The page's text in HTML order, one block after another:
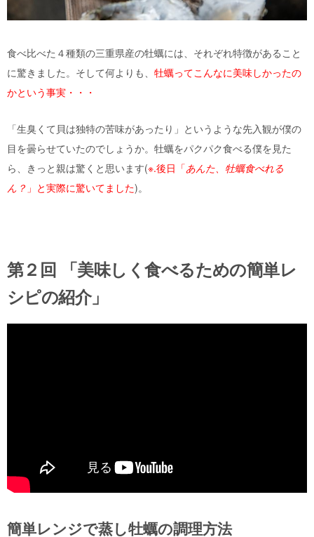
食べ比べた４種類の三重県産の牡蠣には、それぞれ特徴があること
に驚きました。そして何よりも、 牡蠣ってこんなに美味しかったの
かという事実・・・
「生臭くて貝は独特の苦味があったり」というような先入観が僕の
目を曇らせていたのでしょうか。牡蠣をパクパク食べる僕を見た
ら、きっと親は驚くと思います(※.後日「あんた、牡蠣食べれる
ん？ 」と実際に驚いてました)。
第２回 「美味しく食べるための簡単レ
シピの紹介」
簡単レンジで蒸し牡蠣の調理方法